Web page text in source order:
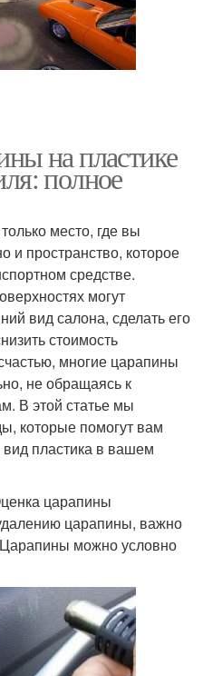
на пластике
полное
место, где вы
и пространство, которое
средстве.
могут
вид салона, сделать его
стоимость
многие царапины
не обращаясь к
В этой статье мы
которые помогут вам
пластика в вашем
царапины
царапины, важно
Царапины можно условно